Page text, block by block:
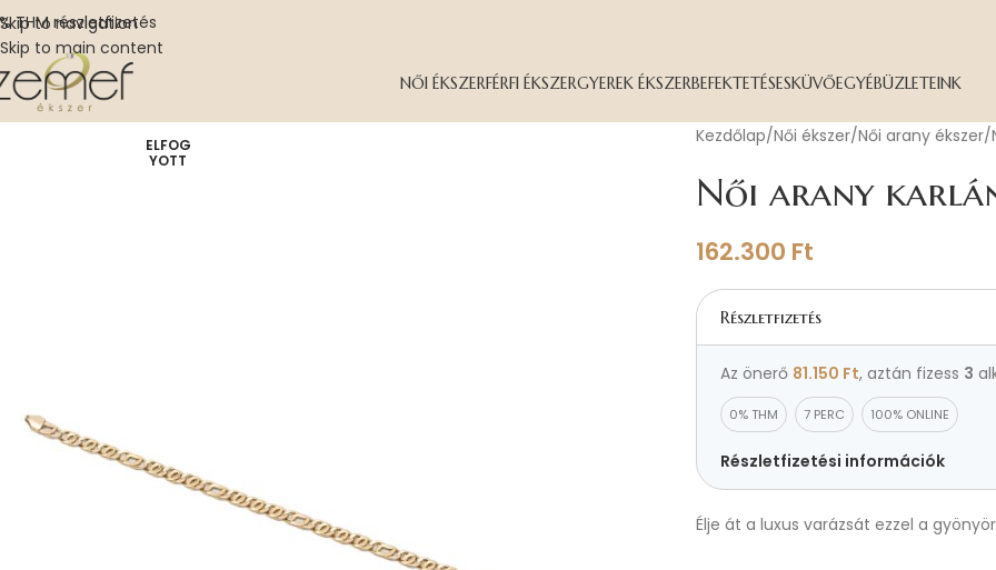
Skip to navigation
Skip to main content
THM részletfizetés
NŐI ÉKSZERFÉRFI ÉKSZERGYEREK ÉKSZERBEFEKTETÉSESKÜVŐEGYÉBÜZLETEINK
ELFOG
YOTT
Kezdőlap Női ékszer Női arany ékszer
Női arany
162.300 Ft
Részletfizetés
Az önerő 81.150 Ft, aztán fizess 3
0% THM 7 PERC 100% ONLINE
Részletfizetési információk
Élje át a luxus varázsát ezzel a